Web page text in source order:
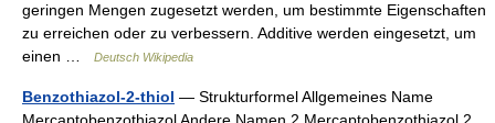
geringen Mengen zugesetzt werden, um bestimmte Eigenschaften
zu erreichen oder zu verbessern. Additive werden eingesetzt, um
einen …
Deutsch Wikipedia
Benzothiazol-2-thiol — Strukturformel Allgemeines Name